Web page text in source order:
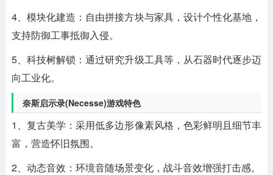
4、模块化建造：自由拼接方块与家具，设计个性化基地，
支持防御工事抵御入侵。
5、科技树解锁：通过研究升级工具等，从石器时代逐步迈
向工业化。
奈斯启示录(Necesse)游戏特色
1、复古美学：采用低多边形像素风格，色彩鲜明且细节丰
富，营造怀旧氛围。
2、动态音效：环境音随场景变化，战斗音效增强打击感。